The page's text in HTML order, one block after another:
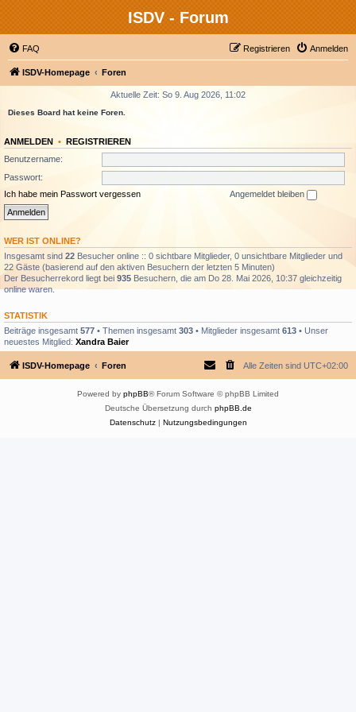
ISDV - Forum
FAQ Anmelden
Registrieren
ISDV-Homepage Foren
Aktuelle Zeit: So 9. Aug 2026, 11:02
Dieses Board hat keine Foren.
ANMELDEN • REGISTRIEREN
Benutzername:
Passwort:
Ich habe mein Passwort vergessen
Angemeldet bleiben
WER IST ONLINE?
Insgesamt sind 22 Besucher online :: 0 sichtbare Mitglieder, 0 unsichtbare Mitglieder und
22 Gäste (basierend auf den aktiven Besuchern der letzten 5 Minuten)
Der Besucherrekord liegt bei 935 Besuchern, die am Do 28. Mai 2026, 10:37 gleichzeitig
online waren.
STATISTIK
Beiträge insgesamt 577 • Themen insgesamt 303 • Mitglieder insgesamt 613 • Unser
neuestes Mitglied: Xandra Baier
ISDV-Homepage Foren Alle Zeiten sind UTC+02:00
Powered by phpBB® Forum Software © phpBB Limited
Deutsche Übersetzung durch phpBB.de
Datenschutz| Nutzungsbedingungen